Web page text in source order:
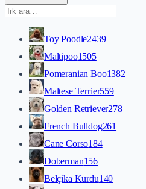
Toy Poodle2439
Maltipoo1505
Pomeranian Boo1382
Maltese Terrier559
Golden Retriever278
French Bulldog261
Cane Corso184
Doberman156
Belçika Kurdu140